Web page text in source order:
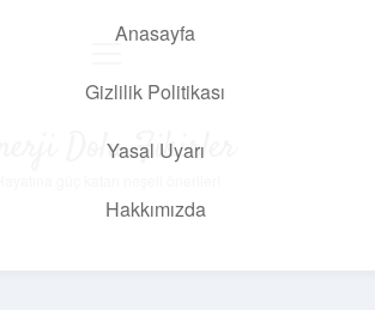
Anasayfa
Gizlilik Politikası
Yasal Uyarı
Hakkımızda
Enerji Dolu Fikirler